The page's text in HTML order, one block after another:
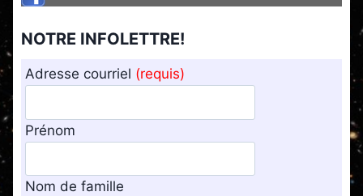
NOTRE INFOLETTRE!
Adresse courriel (requis)
Prénom
Nom de famille